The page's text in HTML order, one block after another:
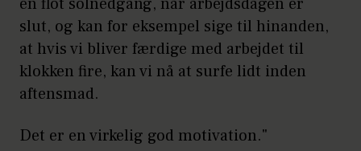
slut, og kan for eksempel sige til hinanden,
at hvis vi bliver færdige med arbejdet til
klokken fire, kan vi nå at surfe lidt inden
aftensmad.
Det er en virkelig god motivation."